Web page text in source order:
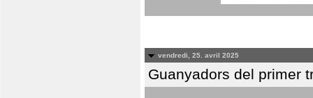
vendredi, 25. avril 2025
Guanyadors del primer